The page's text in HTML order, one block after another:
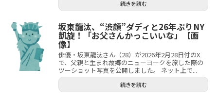
続きを読む
坂東龍汰、“渋顔”ダディと26年ぶりNY
凱旋！「お父さんかっこいいな」【画
像】
俳優・坂東龍汰さん（28）が2026年2月28日付のX
で、父親と生まれ故郷のニューヨークを旅した際の
ツーショット写真を公開しました。 ネット上で...
続きを読む